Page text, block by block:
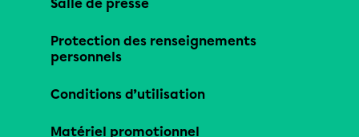
Salle de presse
Protection des renseignements
personnels
Conditions d’utilisation
Matériel promotionnel